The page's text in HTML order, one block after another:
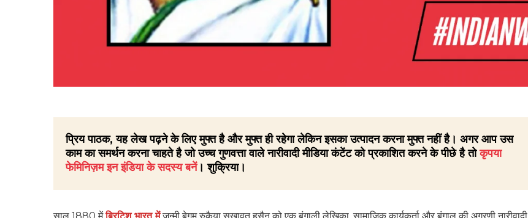
प्रिय पाठक, यह लेख पढ़ने के लिए मुफ्त है और मुफ्त ही रहेगा लेकिन इसका उत्पादन करना मुफ्त नहीं है। अगर आप उस
काम का समर्थन करना चाहते है जो उच्च गुणवत्ता वाले नारीवादी मीडिया कंटेंट को प्रकाशित करने के पीछे है तोकृपया
फेमिनिज़म इन इंडिया के सदस्य बनें। शुक्रिया।